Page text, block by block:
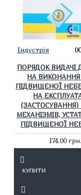
Індустрія
ПОРЯДОК ВИДАЧІ
НА ВИКОНАННЯ
ПІДВИЩЕНОЇ
НА
МЕХАНІЗМІВ,
ПІДВИЩЕНОЇ
174.00 грн.
КУПИТИ